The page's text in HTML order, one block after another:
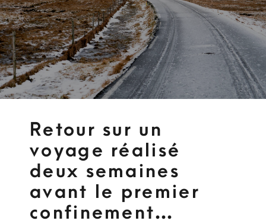
Retour sur un
voyage réalisé
deux semaines
avant le premier
confinement…